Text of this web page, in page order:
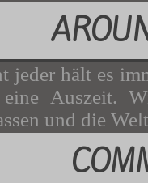
jeder hält es
Auszeit.
und die